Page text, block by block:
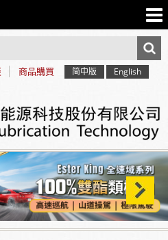
商品購買 简中版 English